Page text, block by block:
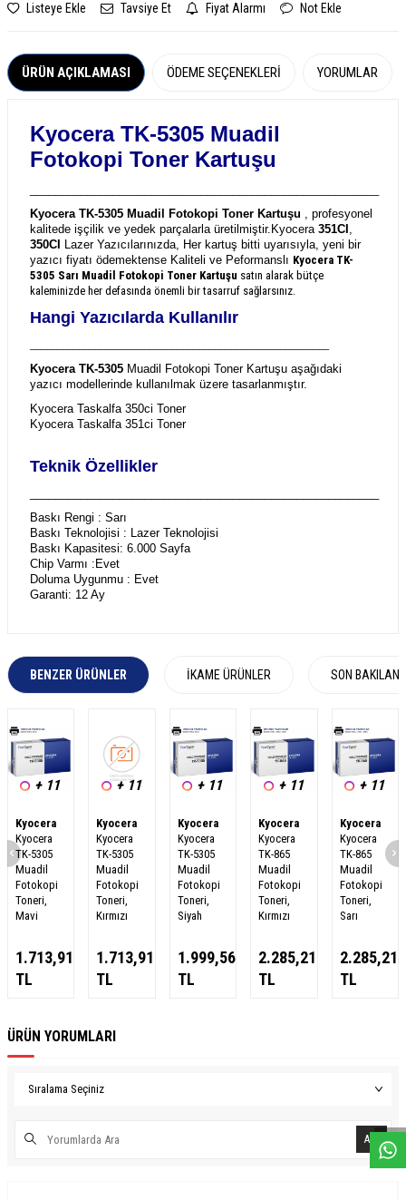
WhasappDeseHatt
Listeye Ekle Tavsiye Et Fiyat Alarmı Not Ekle
ÜRÜN AÇIKLAMASI ÖDEME SEÇENEKLERI YORUMLAR
Kyocera TK-5305 Muadil
Fotokopi Toner Kartuşu
Kyocera TK-5305 Muadil Fotokopi Toner Kartuşu , profesyonel
kalitede işçilik ve yedek parçalarla üretilmiştir. Kyocera 351CI ,
350CI
Lazer Yazıcılarınızda, Her kartuş bitti uyarısıyla, yeni bir
yazıcı fiyatı ödemektense Kaliteli ve Peformanslı Kyocera TK-
5305 Sarı Muadil Fotokopi Toner Kartuşu satın alarak bütçe
kaleminizde her defasında önemli bir tasarruf sağlarsınız.
Hangi Yazıcılarda Kullanılır
Kyocera TK-5305 Muadil Fotokopi Toner Kartuşu aşağıdaki
yazıcı modellerinde kullanılmak üzere tasarlanmıştır.
Kyocera Taskalfa 350ci Toner
Kyocera Taskalfa 351ci Toner
Teknik Özellikler
Baskı Rengi : Sarı
Baskı Teknolojisi : Lazer Teknolojisi
Baskı Kapasitesi: 6.000 Sayfa
Chip Varmı :Evet
Doluma Uygunmu : Evet
Garanti: 12 Ay
BENZER ÜRÜNLER İKAME ÜRÜNLER SON
+ 11
Kyocera
Kyocera
TK-5305
Muadil
Fotokopi
Toneri,
Mavi
1.713,91
TL
+ 11
Kyocera
Kyocera
TK-5305
Muadil
Fotokopi
Toneri,
Kırmızı
1.713,91
TL
+ 11
Kyocera
Kyocera
TK-5305
Muadil
Fotokopi
Toneri,
Siyah
1.999,56
TL
+ 11
Kyocera
Kyocera
TK-865
Muadil
Fotokopi
Toneri,
Kırmızı
2.285,21
TL
+ 11
Kyocera
Kyocera
TK-865
Muadil
Fotokopi
Toneri,
Sarı
2.285,21
TL
ÜRÜN YORUMLARI
Ara